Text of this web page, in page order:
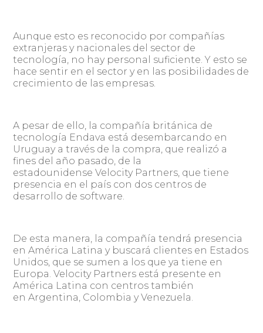
Aunque esto es reconocido por compañías
extranjeras y nacionales del sector de
tecnología, no hay personal suficiente. Y esto se
hace sentir en el sector y en las posibilidades de
crecimiento de las empresas.
A pesar de ello, la compañía británica de
tecnología Endava está desembarcando en
Uruguay a través de la compra, que realizó a
fines del año pasado, de la
estadounidense Velocity Partners, que tiene
presencia en el país con dos centros de
desarrollo de software.
De esta manera, la compañía tendrá presencia
en América Latina y buscará clientes en Estados
Unidos, que se sumen a los que ya tiene en
Europa. Velocity Partners está presente en
América Latina con centros también
en Argentina, Colombia y Venezuela.